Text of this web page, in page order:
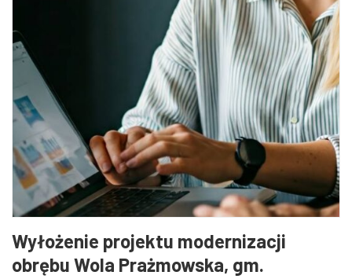
Wyłożenie projektu modernizacji
obrębu Wola Prażmowska, gm.